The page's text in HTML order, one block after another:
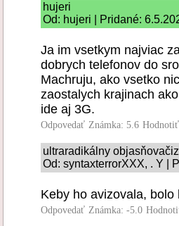
hujeri
Od: hujeri | Pridané:
Ja im vsetkym najviac
dobrych telefonov do
Machruju, ako vsetko
zaostalych krajinach
ide aj 3G.
Odpovedať Známka: 5.6
ultraradikálny
Od: syntaxterrorXXX, . Y |
Keby ho avizovala,
Odpovedať Známka: -5.0